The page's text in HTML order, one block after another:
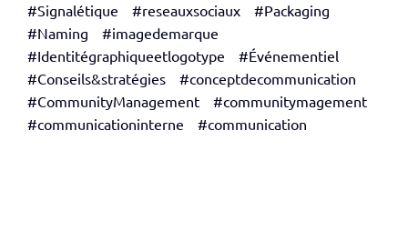
#Signalétique
#reseauxsociaux
#Packaging
#Naming
#imagedemarque
#Identitégraphiqueetlogotype
#Événementiel
#Conseils&stratégies
#conceptdecommunication
#CommunityManagement
#communitymagement
#communicationinterne
#communication